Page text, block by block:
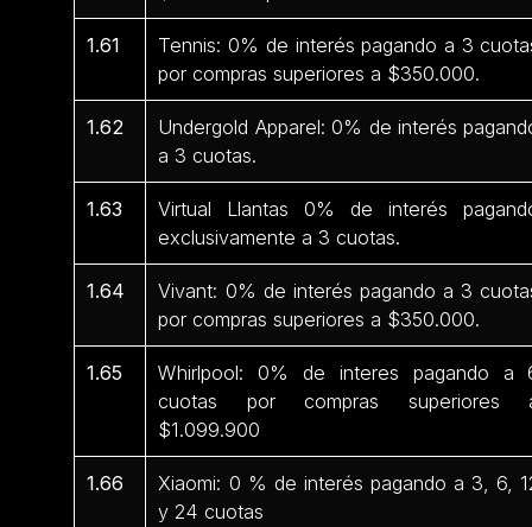
1.61
Tennis: 0% de interés pagando a 3
por compras superiores a $350.000.
1.62
Undergold Apparel: 0% de interés
a 3 cuotas.
1.63
Virtual Llantas 0% de interés
exclusivamente a 3 cuotas.
1.64
Vivant: 0% de interés pagando a 3
por compras superiores a $350.000.
1.65
Whirlpool: 0% de interes pagando a
cuotas por compras superiores
$1.099.900
1.66
Xiaomi: 0 % de interés pagando a 3, 6,
y 24 cuotas